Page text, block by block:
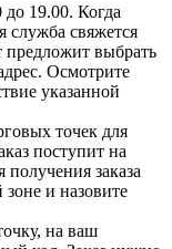
до 19.00. Когда
служба свяжется
предложит выбрать
Осмотрите
указанной
точек для
поступит на
заказа
зоне и назовите
на ваш